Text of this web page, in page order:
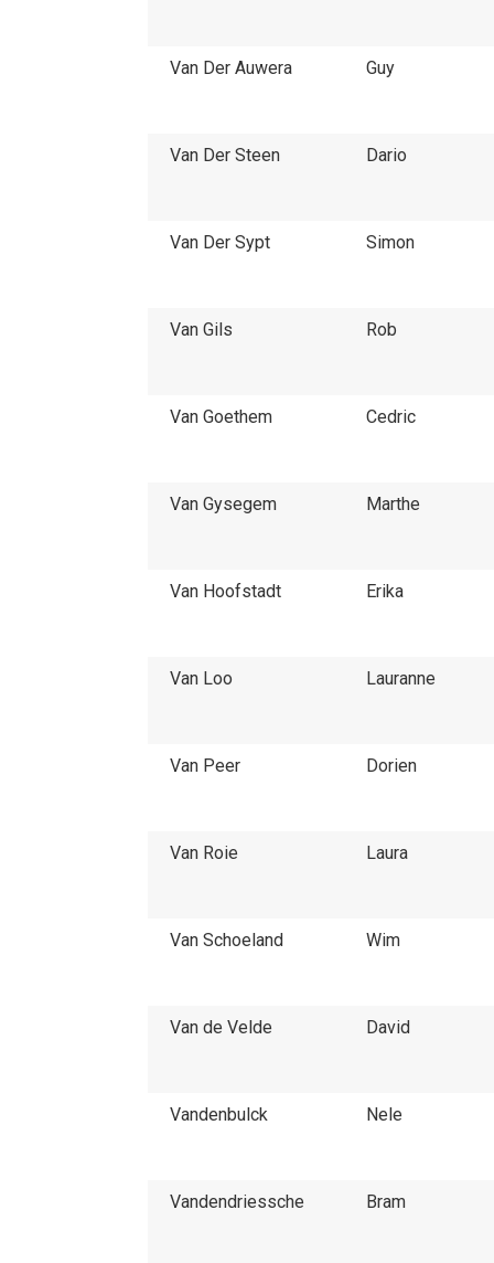
Van Der Auwera Guy
Van Der Steen Dario
Van Der Sypt Simon
Van Gils Rob
Van Goethem Cedric
Van Gysegem Marthe
Van Hoofstadt Erika
Van Loo Lauranne
Van Peer Dorien
Van Roie Laura
Van Schoeland Wim
Van de Velde David
Vandenbulck Nele
Vandendriessche Bram